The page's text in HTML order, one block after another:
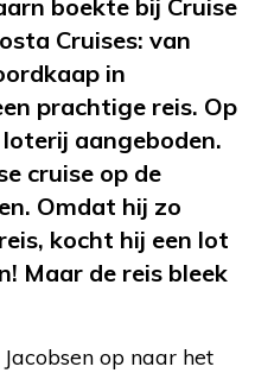
boekte bij Cruise
Cruises: van
in
prachtige reis. Op
aangeboden.
cruise op de
Omdat hij zo
kocht hij een lot
Maar de reis bleek
op naar het